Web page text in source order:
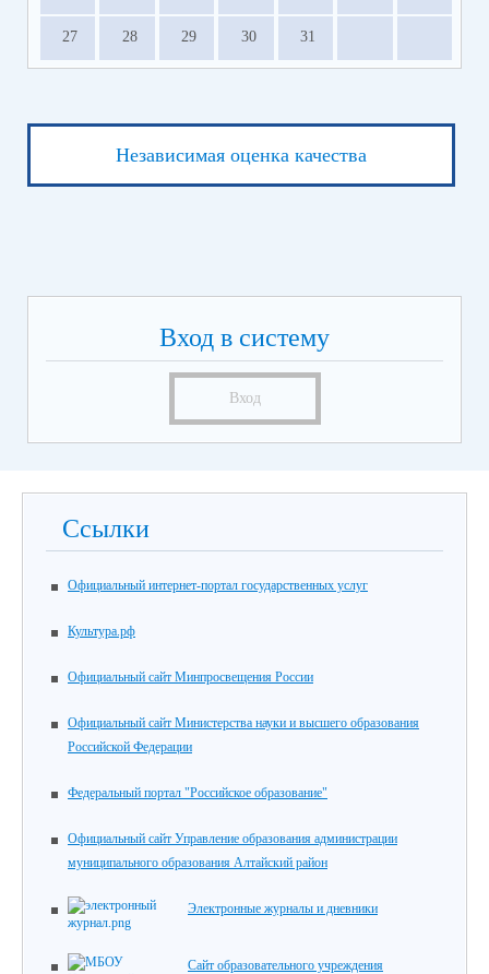
27 28 29 30 31
Независимая оценка качества
Вход в систему
Вход
Ссылки
Официальный интернет-портал государственных услуг
Культура.рф
Официальный сайт Минпросвещения России
Официальный сайт Министерства науки и высшего образования
Российской Федерации
Федеральный портал "Российское образование"
Официальный сайт Управление образования администрации
муниципального образования Алтайский район
Электронные журналы и дневники
Сайт образовательного учреждения